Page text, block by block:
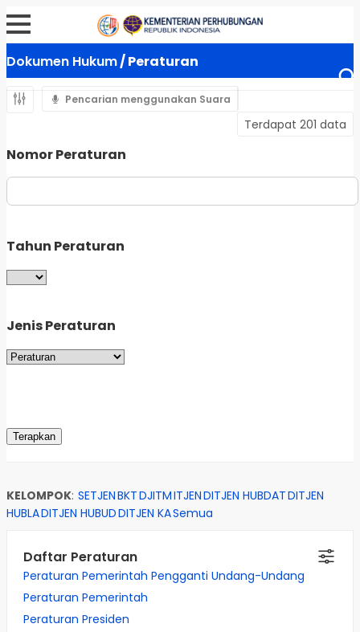
Dokumen Hukum/ Peraturan
Pencarian menggunakan Suara
Terdapat 201 data
Nomor Peraturan
Tahun Peraturan
Jenis Peraturan
KELOMPOK: SETJENBKTDJITMITJENDITJEN HUBDATDITJEN
HUBLADITJEN HUBUDDITJEN KASemua
Daftar Peraturan
Peraturan Pemerintah Pengganti Undang-Undang
Peraturan Pemerintah
Peraturan Presiden